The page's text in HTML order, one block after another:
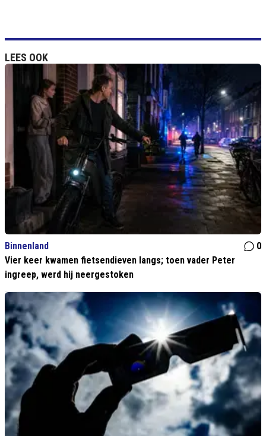
LEES OOK
Binnenland
0
Vier keer kwamen fietsendieven langs; toen vader Peter
ingreep, werd hij neergestoken